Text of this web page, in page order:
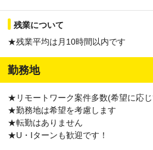
残業について
★残業平均は月10時間以内です
勤務地
★リモートワーク案件多数(希望に応
★勤務地は希望を考慮します
★転勤はありません
★U・Iターンも歓迎です！